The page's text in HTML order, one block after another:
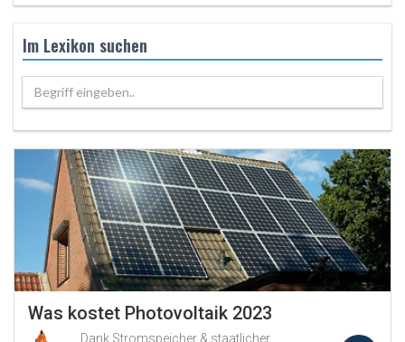
Im Lexikon suchen
Begriff eingeben..